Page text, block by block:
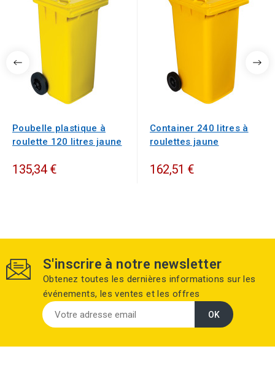
Poubelle plastique à
roulette 120 litres jaune
135,34 €
Container 240 litres à
roulettes jaune
162,51 €
S'inscrire à notre newsletter
Obtenez toutes les dernières informations sur les
événements, les ventes et les offres